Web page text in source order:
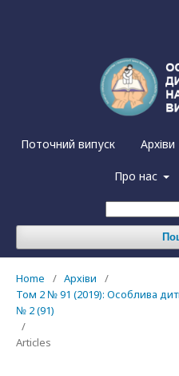
Поточний випуск Архіви
Про нас
Home / Архіви
/
Том 2 № 91 (2019): Особлива
№ 2 (91)
/
Articles